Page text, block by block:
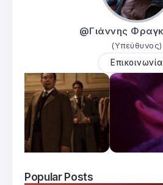
@Γιάννης
(Υπεύθυνος)
Επικοινωνία
Popular Posts